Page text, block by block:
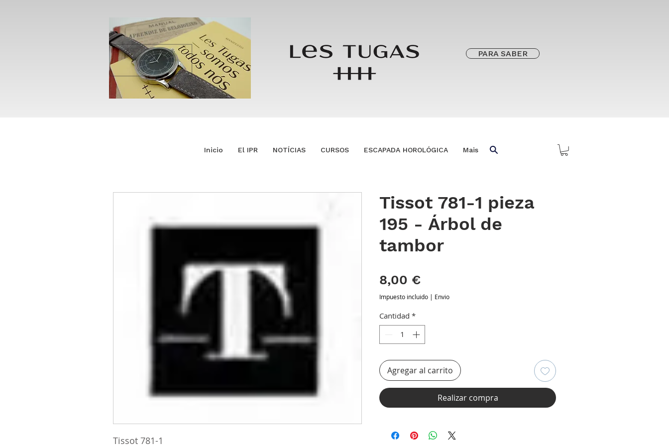
PARA SABER
Inicio El IPR NOTÍCIAS CURSOS ESCAPADA HOROLÓGICA Mais
Tissot 781-1
Tissot 781-1 pieza
195 - Árbol de
tambor
8,00 €Precio
Impuesto incluido | Envio
Cantidad *
Agregar al carrito
Realizar compra